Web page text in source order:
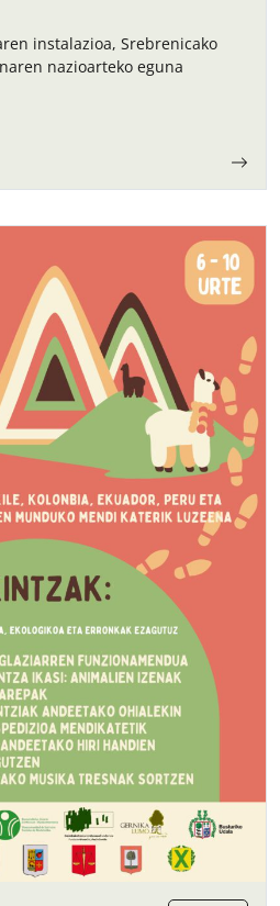
instalazioa, Srebrenicako
nazioarteko eguna